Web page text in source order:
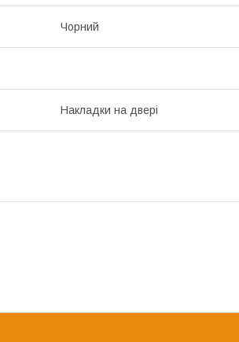
Чорний
Накладки на двері